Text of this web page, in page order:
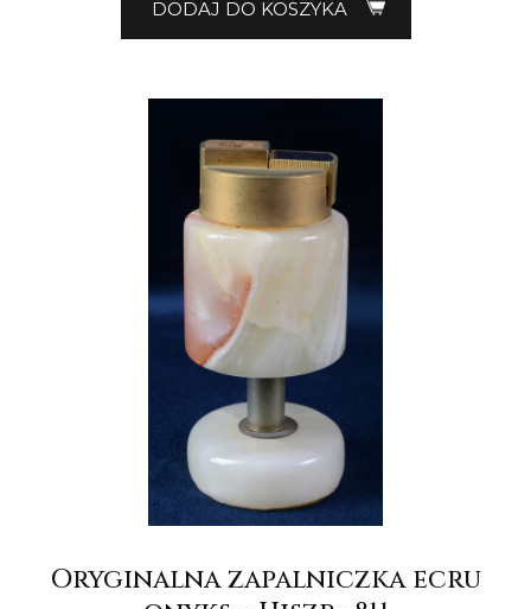
DODAJ DO KOSZYKA
Oryginalna zapalniczka ecru